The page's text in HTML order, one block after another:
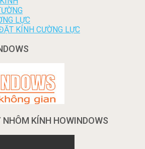
LỰC
KÍNH CƯỜNG LỰC
KÍNH HOWINDOWS